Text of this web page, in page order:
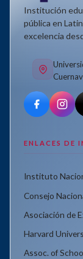
Institución
pública en
excelencia
ENLACES DE
Instituto
Consejo
Asociación de
Harvard
Assoc. of